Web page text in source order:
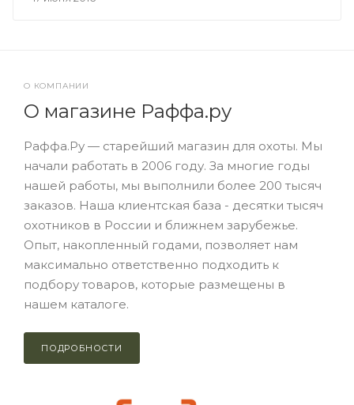
О КОМПАНИИ
О магазине Раффа.ру
Раффа.Ру — старейший магазин для охоты. Мы
начали работать в 2006 году. За многие годы
нашей работы, мы выполнили более 200 тысяч
заказов. Наша клиентская база - десятки тысяч
охотников в России и ближнем зарубежье.
Опыт, накопленный годами, позволяет нам
максимально ответственно подходить к
подбору товаров, которые размещены в
нашем каталоге.
ПОДРОБНОСТИ